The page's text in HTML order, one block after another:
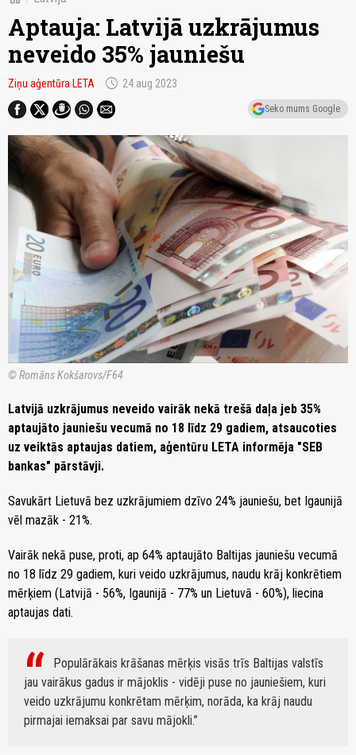
Aptauja: Latvijā uzkrājumus
neveido 35% jauniešu
Ziņu aģentūra LETA schedule 24.aug 2023
Seko mums Google
© Romāns Kokšarovs/F64
Latvijā uzkrājumus neveido vairāk nekā trešā daļa jeb 35%
aptaujāto jauniešu vecumā no 18 līdz 29 gadiem, atsaucoties
uz veiktās aptaujas datiem, aģentūru LETA informēja "SEB
bankas" pārstāvji.
Savukārt Lietuvā bez uzkrājumiem dzīvo 24% jauniešu, bet Igaunijā
vēl mazāk - 21%.
Vairāk nekā puse, proti, ap 64% aptaujāto Baltijas jauniešu vecumā
no 18 līdz 29 gadiem, kuri veido uzkrājumus, naudu krāj konkrētiem
mērķiem (Latvijā - 56%, Igaunijā - 77% un Lietuvā - 60%), liecina
aptaujas dati.
Populārākais krāšanas mērķis visās trīs Baltijas valstīs
jau vairākus gadus ir mājoklis - vidēji puse no jauniešiem, kuri
veido uzkrājumu konkrētam mērķim, norāda, ka krāj naudu
pirmajai iemaksai par savu mājokli.